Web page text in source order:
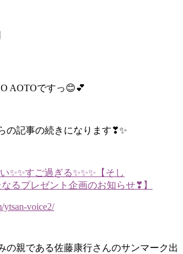
AOTOですっ😊💕
の記事の続きになります❣✨
✨✨すご過ぎる✨✨✨【そし
るプレゼント企画のお知らせ❣】
ytsan-voice2/
の親である佐藤康行さんのサンマーク出